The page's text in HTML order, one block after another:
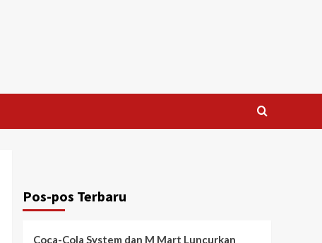
Pos-pos Terbaru
Coca-Cola System dan M Mart Luncurkan